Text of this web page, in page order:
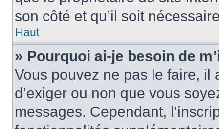
son côté et qu’il soit
Haut
» Pourquoi ai-je besoin de
Vous pouvez ne pas le faire, il
d’exiger ou non que vous
messages. Cependant,